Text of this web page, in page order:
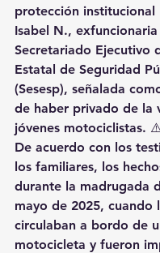
protección institucional
Isabel N.,
Secretariado Ejecutivo
Estatal de Seguridad
(Sesesp), señalada
de haber privado de la
jóvenes motociclistas.
De acuerdo con los
los familiares, los
durante la madrugada
mayo de 2025, cuando
circulaban a bordo de
motocicleta y fueron